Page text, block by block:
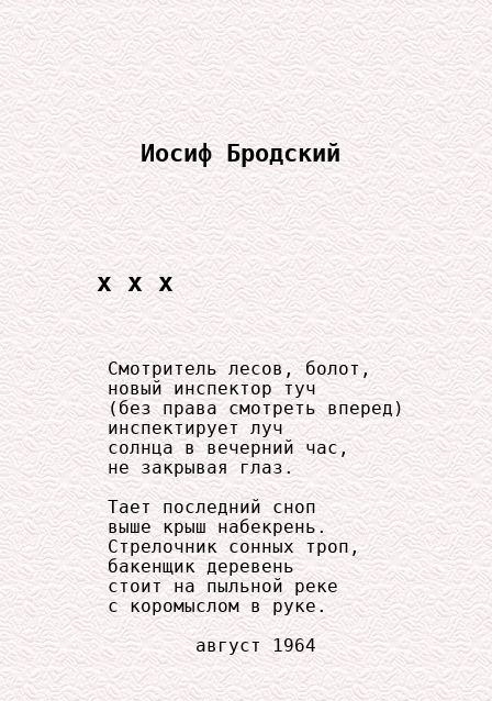
Иосиф Бродский
x x x
     Смотритель лесов, болот,
     новый инспектор туч
     (без права смотреть вперед)
     инспектирует луч
     солнца в вечерний час,
     не закрывая глаз.
     Тает последний сноп
     выше крыш набекрень.
     Стрелочник сонных троп,
     бакенщик деревень
     стоит на пыльной реке
     с коромыслом в руке.
             август 1964